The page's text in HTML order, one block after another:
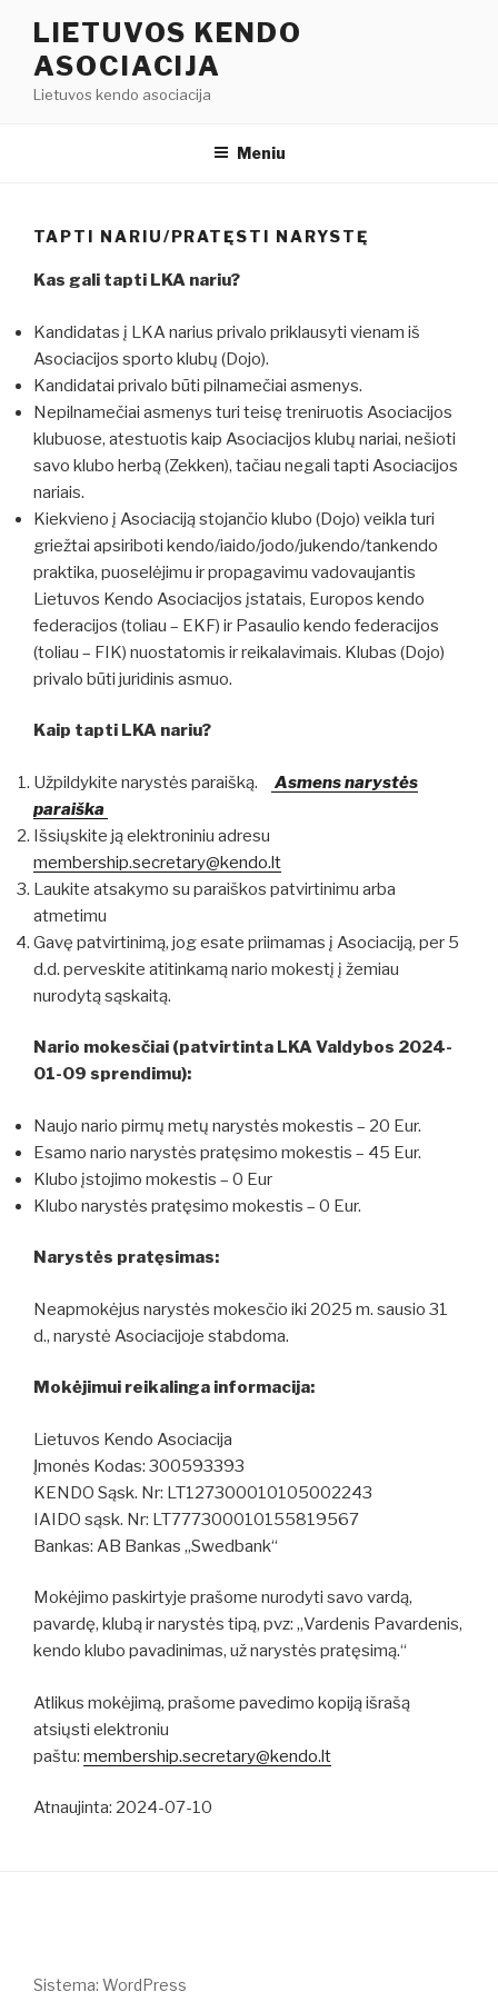
turinio
LIETUVOS KENDO
ASOCIACIJA
Lietuvos kendo asociacija
Meniu
TAPTI NARIU/PRATĘSTI NARYSTĘ
Kas gali tapti LKA nariu?
Kandidatas į LKA narius privalo priklausyti vienam iš
Asociacijos sporto klubų (Dojo).
Kandidatai privalo būti pilnamečiai asmenys.
Nepilnamečiai asmenys turi teisę treniruotis Asociacijos
klubuose, atestuotis kaip Asociacijos klubų nariai, nešioti
savo klubo herbą (Zekken), tačiau negali tapti Asociacijos
nariais.
Kiekvieno į Asociaciją stojančio klubo (Dojo) veikla turi
griežtai apsiriboti kendo/iaido/jodo/jukendo/tankendo
praktika, puoselėjimu ir propagavimu vadovaujantis
Lietuvos Kendo Asociacijos įstatais, Europos kendo
federacijos (toliau – EKF) ir Pasaulio kendo federacijos
(toliau – FIK) nuostatomis ir reikalavimais. Klubas (Dojo)
privalo būti juridinis asmuo.
Kaip tapti LKA nariu?
Užpildykite narystės paraišką.
Asmens narystės
paraiška
Išsiųskite ją elektroniniu adresu
membership.secretary@kendo.lt
Laukite atsakymo su paraiškos patvirtinimu arba
atmetimu
Gavę patvirtinimą, jog esate priimamas į Asociaciją, per 5
d.d. perveskite atitinkamą nario mokestį į žemiau
nurodytą sąskaitą.
Nario mokesčiai (patvirtinta LKA Valdybos 2024-
01-09 sprendimu):
Naujo nario pirmų metų narystės mokestis – 20 Eur.
Esamo nario narystės pratęsimo mokestis – 45 Eur.
Klubo įstojimo mokestis – 0 Eur
Klubo narystės pratęsimo mokestis – 0 Eur.
Narystės pratęsimas:
Neapmokėjus narystės mokesčio iki 2025 m. sausio 31
d., narystė Asociacijoje stabdoma.
Mokėjimui reikalinga informacija:
Lietuvos Kendo Asociacija
Įmonės Kodas: 300593393
KENDO Sąsk. Nr: LT127300010105002243
IAIDO sąsk. Nr: LT777300010155819567
Bankas: AB Bankas „Swedbank“
Mokėjimo paskirtyje prašome nurodyti savo vardą,
pavardę, klubą ir narystės tipą, pvz: „Vardenis Pavardenis,
kendo klubo pavadinimas, už narystės pratęsimą.“
Atlikus mokėjimą, prašome pavedimo kopiją išrašą
atsiųsti elektroniu
paštu: membership.secretary@kendo.lt
Atnaujinta: 2024-07-10
Sistema: WordPress